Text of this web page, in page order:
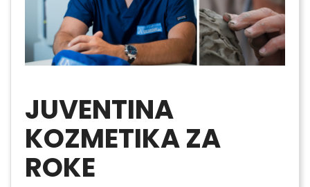
JUVENTINA
KOZMETIKA ZA
ROKE